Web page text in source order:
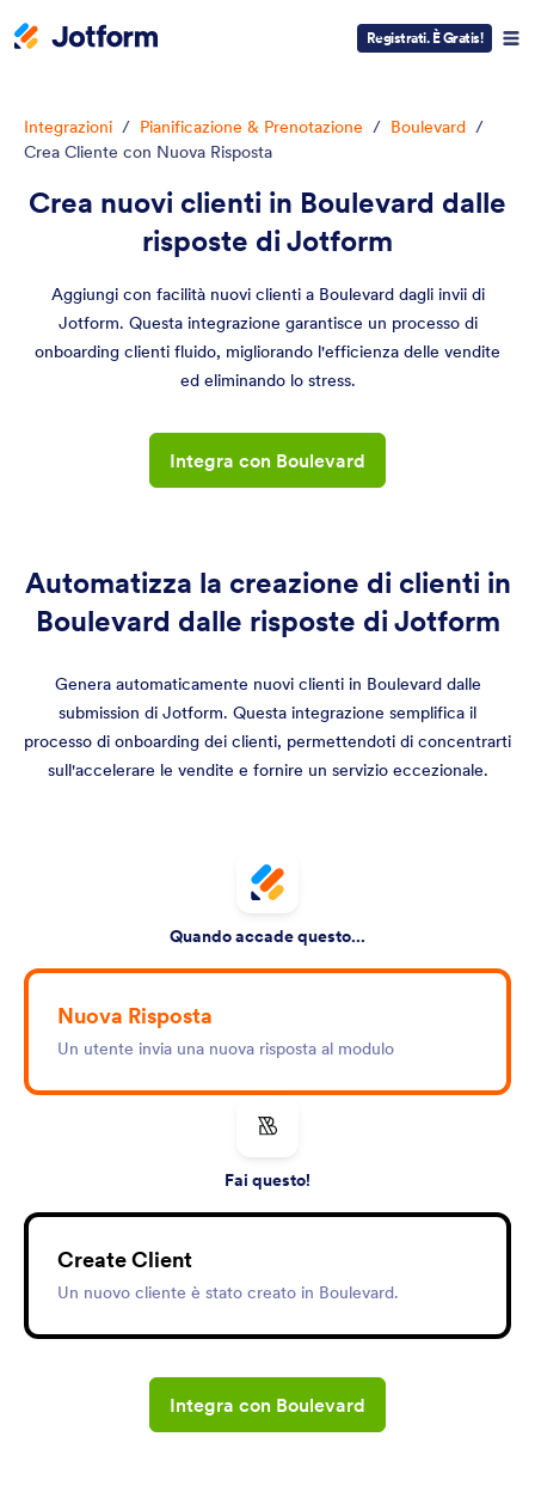
Registrati. È Gratis!
Integrazioni / Pianificazione & Prenotazione / Boulevard /
Crea Cliente con Nuova Risposta
Crea nuovi clienti in Boulevard dalle
risposte di Jotform
Aggiungi con facilità nuovi clienti a Boulevard dagli invii di
Jotform. Questa integrazione garantisce un processo di
onboarding clienti fluido, migliorando l'efficienza delle vendite
ed eliminando lo stress.
Integra con Boulevard
Automatizza la creazione di clienti in
Boulevard dalle risposte di Jotform
Genera automaticamente nuovi clienti in Boulevard dalle
submission di Jotform. Questa integrazione semplifica il
processo di onboarding dei clienti, permettendoti di concentrarti
sull'accelerare le vendite e fornire un servizio eccezionale.
Quando accade questo...
Nuova Risposta
Un utente invia una nuova risposta al modulo
Fai questo!
Create Client
Un nuovo cliente è stato creato in Boulevard.
Integra con Boulevard